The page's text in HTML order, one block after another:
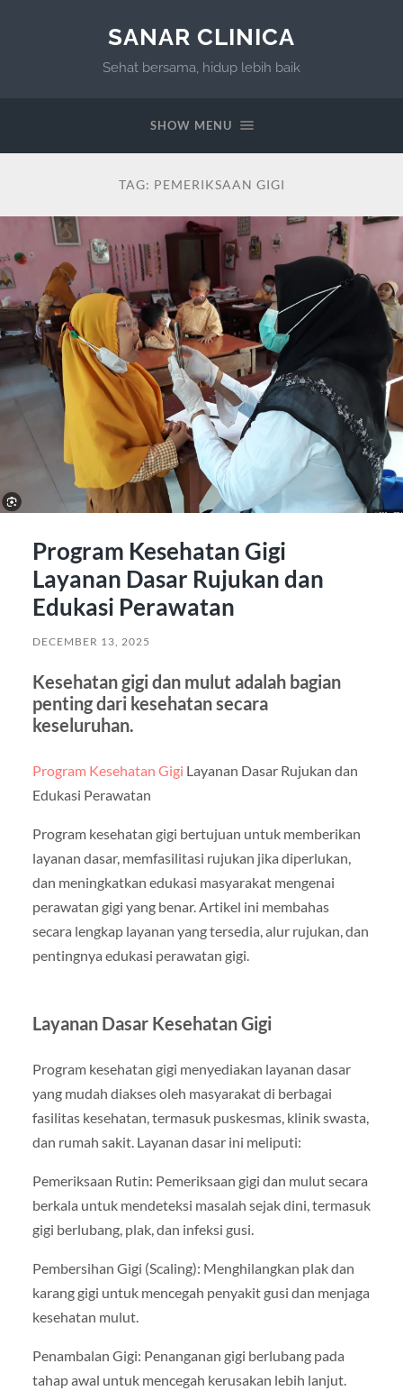
SANAR CLINICA
Sehat bersama, hidup lebih baik
SHOW MENU
TAG: PEMERIKSAAN GIGI
Program Kesehatan Gigi
Layanan Dasar Rujukan dan
Edukasi Perawatan
DECEMBER 13, 2025
Kesehatan gigi dan mulut adalah bagian
penting dari kesehatan secara
keseluruhan.
Program Kesehatan Gigi Layanan Dasar Rujukan dan
Edukasi Perawatan
Program kesehatan gigi bertujuan untuk memberikan
layanan dasar, memfasilitasi rujukan jika diperlukan,
dan meningkatkan edukasi masyarakat mengenai
perawatan gigi yang benar. Artikel ini membahas
secara lengkap layanan yang tersedia, alur rujukan, dan
pentingnya edukasi perawatan gigi.
Layanan Dasar Kesehatan Gigi
Program kesehatan gigi menyediakan layanan dasar
yang mudah diakses oleh masyarakat di berbagai
fasilitas kesehatan, termasuk puskesmas, klinik swasta,
dan rumah sakit. Layanan dasar ini meliputi:
Pemeriksaan Rutin: Pemeriksaan gigi dan mulut secara
berkala untuk mendeteksi masalah sejak dini, termasuk
gigi berlubang, plak, dan infeksi gusi.
Pembersihan Gigi (Scaling): Menghilangkan plak dan
karang gigi untuk mencegah penyakit gusi dan menjaga
kesehatan mulut.
Penambalan Gigi: Penanganan gigi berlubang pada
tahap awal untuk mencegah kerusakan lebih lanjut.